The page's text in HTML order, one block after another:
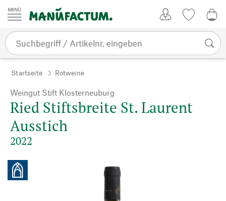
Zum Inhalt springen
Startseite Rotweine
Weingut Stift Klosterneuburg
Ried Stiftsbreite St. Laurent
Ausstich
2022